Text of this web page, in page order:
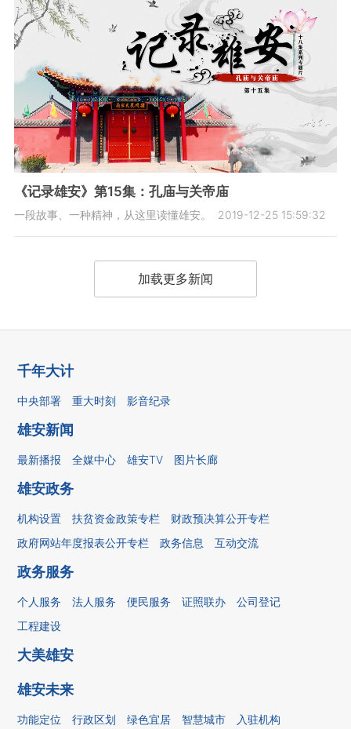
《记录雄安》第15集：孔庙与关帝庙
一段故事、一种精神，从这里读懂雄安。 2019-12-25 15:59:32
加载更多新闻
千年大计
中央部署 重大时刻 影音纪录
雄安新闻
最新播报 全媒中心 雄安TV 图片长廊
雄安政务
机构设置 扶贫资金政策专栏
财政预决算公开专栏
政府网站年度报表公开专栏
政务信息 互动交流
政务服务
个人服务 法人服务 便民服务 证照联办
公司登记
工程建设
大美雄安
雄安未来
功能定位 行政区划 绿色宜居 智慧城市 入驻机构